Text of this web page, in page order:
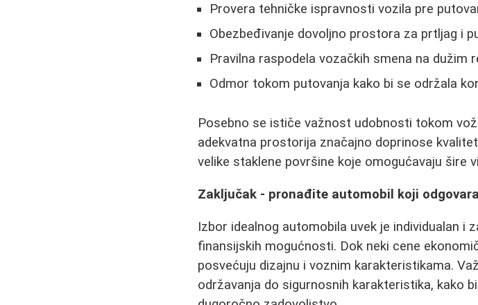
Provera tehničke ispravnosti vozila pre
Obezbeđivanje dovoljno prostora za prtljag i
Pravilna raspodela vozačkih smena na dužim
Odmor tokom putovanja kako bi se održala
Posebno se ističe važnost udobnosti tokom
adekvatna prostorija značajno doprinose
velike staklene površine koje omogućavaju šire
Zaključak - pronađite automobil koji
Izbor idealnog automobila uvek je individualan i
finansijskih mogućnosti. Dok neki cene
posvećuju dizajnu i voznim karakteristikama.
održavanja do sigurnosnih karakteristika, kako